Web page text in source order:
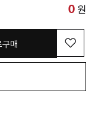
0 원
구매